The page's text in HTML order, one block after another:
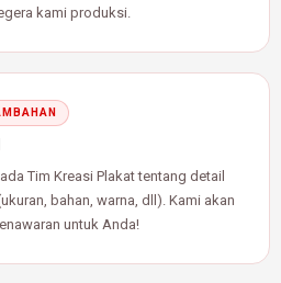
kami produksi.
Tim Kreasi Plakat tentang detail
bahan, warna, dll). Kami akan
untuk Anda!